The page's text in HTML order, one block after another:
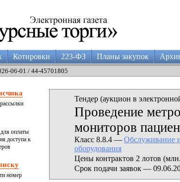
Котировки 223-ФЗ Планы закупок
06-01 / 44-45701805
для оплаты
доступа к
номер
Тендер (аукцион в
Проведение
мониторов
Класс 8.8.4 — Обслуживание
оборудования
Цены контрактов 2 лотов
Срок подачи заявок —